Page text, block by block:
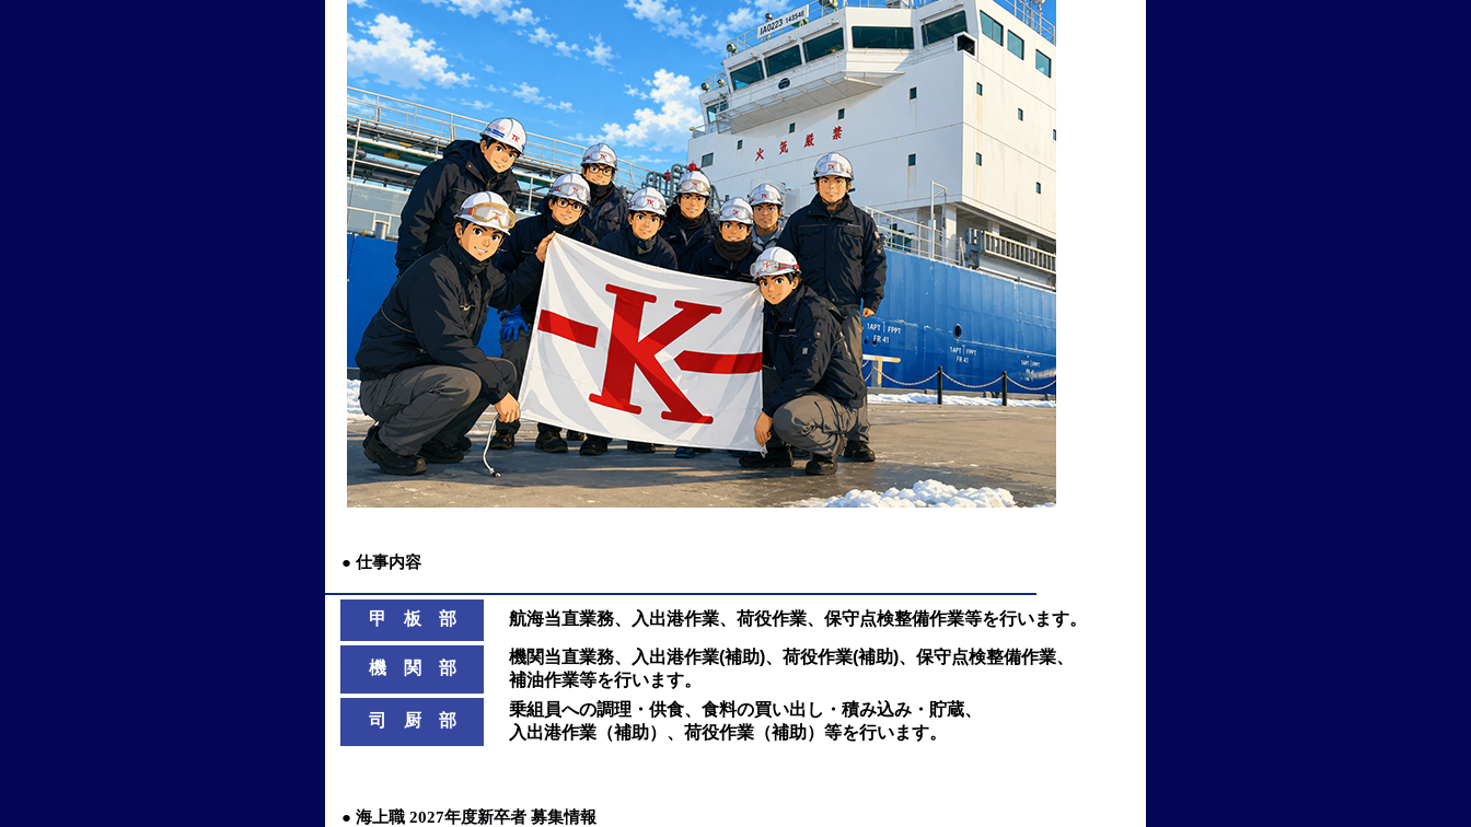
● 仕事内容
甲 板 部 航海当直業務、入出港作業、荷役作業、保守点検整備作業等を行います。
機 関 部
機関当直業務、入出港作業(補助)、荷役作業(補助)、保守点検整備作業、
補油作業等を行います。
司 厨 部
乗組員への調理・供食、食料の買い出し・積み込み・貯蔵、
入出港作業（補助）、荷役作業（補助）等を行います。
● 海上職 2027年度新卒者 募集情報